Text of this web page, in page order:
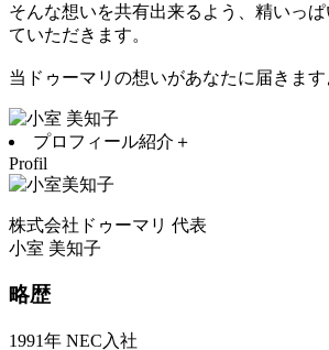
そんな想いを共有出来るよう、精いっ
ていただきます。
当ドゥーマリの想いがあなたに届きます
プロフィール紹介＋
Profil
株式会社ドゥーマリ 代表
小室 美知子
略歴
1991年 NEC入社